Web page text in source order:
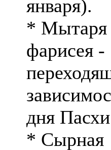
января).
* Мытаря
фарисея -
дня
* Сырная